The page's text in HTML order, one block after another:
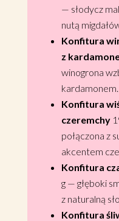
— słodycz
nutą
Konfitura
z
winogrona
kardamonem.
Konfitura
czeremchy
połączona z
akcentem
Konfitura
g — głęboki
z naturalną
Konfitura